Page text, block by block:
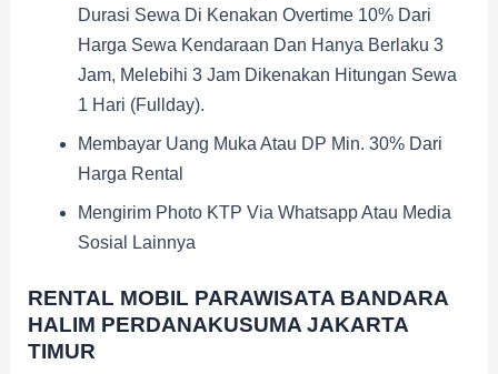
Durasi Sewa Di Kenakan Overtime 10% Dari
Harga Sewa Kendaraan Dan Hanya Berlaku 3
Jam, Melebihi 3 Jam Dikenakan Hitungan Sewa
1 Hari (fullday).
Membayar Uang Muka Atau DP Min. 30% Dari
Harga Rental
Mengirim Photo KTP Via Whatsapp Atau Media
Sosial Lainnya
RENTAL MOBIL PARAWISATA BANDARA
HALIM PERDANAKUSUMA JAKARTA
TIMUR